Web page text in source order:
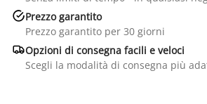
Prezzo garantito
Prezzo garantito per 30 giorni
Opzioni di consegna facili e veloci
Scegli la modalità di consegna più